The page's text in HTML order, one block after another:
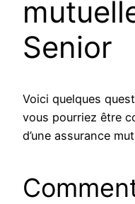
Senior
Voici quelques
vous pourriez être
d’une assurance